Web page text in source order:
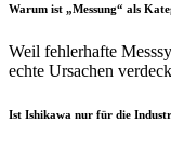
Warum ist „Messung“ als
Weil fehlerhafte
echte Ursachen
Ist Ishikawa nur für die